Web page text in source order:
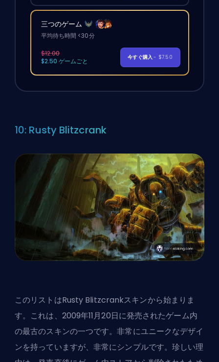
三つのゲーム
平均待ち時間 <30分
$12.00
$2.50 ゲームごと
今すぐ購入- $7.50
10: Rusty Blitzcrank
このリストはRusty Blitzcrankスキンから始まりま
す。これは、2009年11月20日に発売されたゲーム内
の最古のスキンの一つです。非常にユニークなデザイ
ンを持っていますが、非常にシンプルです。珍しい理